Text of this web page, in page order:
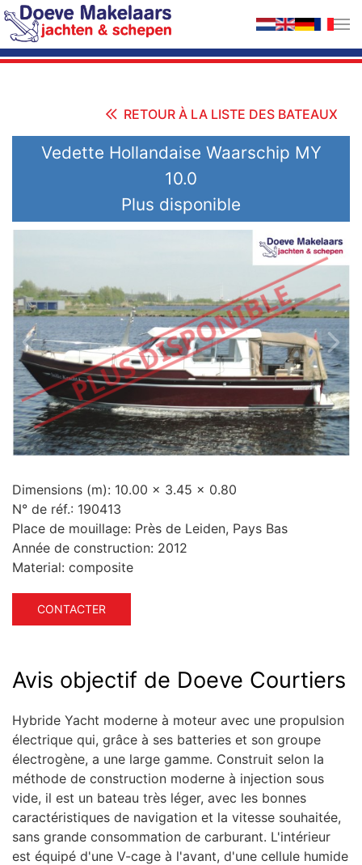
Accéder au contenu principal
RETOUR À LA LISTE DES BATEAUX
Vedette Hollandaise Waarschip MY
10.0
Plus disponible
Dimensions (m): 10.00 x 3.45 x 0.80
N° de réf.: 190413
Place de mouillage: Près de Leiden, Pays Bas
Année de construction: 2012
Material: composite
CONTACTER
Avis objectif de Doeve Courtiers
Hybride Yacht moderne à moteur avec une propulsion
électrique qui, grâce à ses batteries et son groupe
électrogène, a une large gamme. Construit selon la
méthode de construction moderne à injection sous
vide, il est un bateau très léger, avec les bonnes
caractéristiques de navigation et la vitesse souhaitée,
sans grande consommation de carburant. L'intérieur
est équipé d'une V-cage à l'avant, d'une cellule humide